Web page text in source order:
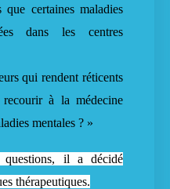
que certaines maladies
dans les centres
qui rendent réticents
à la médecine
mentales ? »
il a décidé
thérapeutiques.